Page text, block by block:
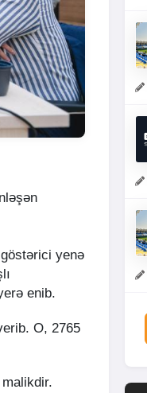
yenə
enib.
O, 2765